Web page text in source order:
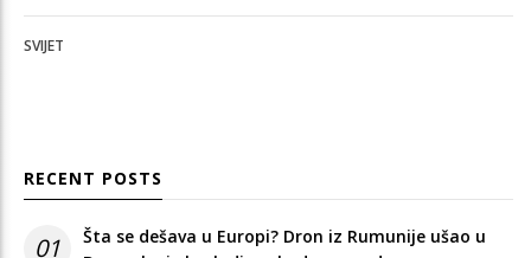
SVIJET
RECENT POSTS
01
Šta se dešava u Europi? Dron iz Rumunije ušao u